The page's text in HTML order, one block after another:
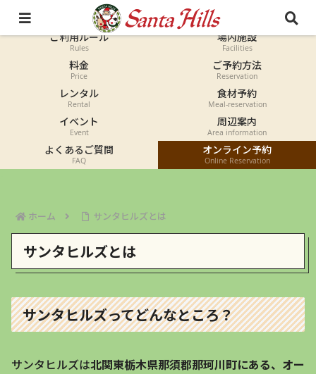
オートキャンプ
Auto-camp
ご利用ルール
Rules
場内施設
Facilities
料金
Price
ご予約方法
Reservation
レンタル
Rental
食材予約
Meal-reservation
イベント
Event
周辺案内
Area information
よくあるご質問
FAQ
オンライン予約
Online Reservation
ホーム サンタヒルズとは
サンタヒルズとは
サンタヒルズってどんなところ？
サンタヒルズは北関東栃木県那須郡那珂川町にある、オー